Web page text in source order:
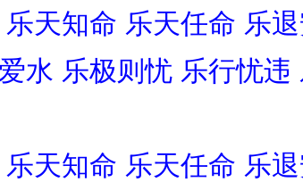
乐天知命 乐天任命 乐
水 乐极则忧 乐行忧违
乐天知命 乐天任命 乐